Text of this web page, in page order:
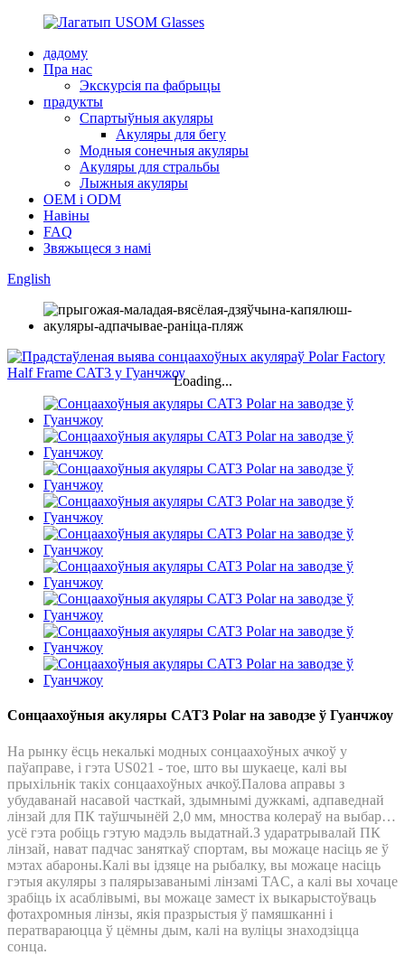
дадому
Пра нас
Экскурсія па фабрыцы
прадукты
Спартыўныя акуляры
Акуляры для бегу
Модныя сонечныя акуляры
Акуляры для стральбы
Лыжныя акуляры
OEM і ODM
Навіны
FAQ
Звяжыцеся з намі
English
Loading...
Сонцаахоўныя акуляры CAT3 Polar на заводзе ў Гуанчжоу
На рынку ёсць некалькі модных сонцаахоўных ачкоў у
паўаправе, і гэта US021 - тое, што вы шукаеце, калі вы
прыхільнік такіх сонцаахоўных ачкоў.Палова аправы з
убудаванай насавой часткай, здымнымі дужкамі, адпаведнай
лінзай для ПК таўшчынёй 2,0 мм, мноства колераў на выбар…
усё гэта робіць гэтую мадэль выдатнай.З ударатрывалай ПК
лінзай, нават падчас заняткаў спортам, вы можаце насіць яе ў
мэтах абароны.Калі вы ідзяце на рыбалку, вы можаце насіць
гэтыя акуляры з палярызаванымі лінзамі TAC, а калі вы хочаце
зрабіць іх асаблівымі, вы можаце замест іх выкарыстоўваць
фотахромныя лінзы, якія празрыстыя ў памяшканні і
ператвараюцца ў цёмны дым, калі на вуліцы знаходзіцца
сонца.